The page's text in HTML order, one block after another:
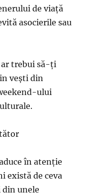
de viață
asocierile sau
ar trebui să-ți
vești din
ului
în atenție
există de ceva
din unele